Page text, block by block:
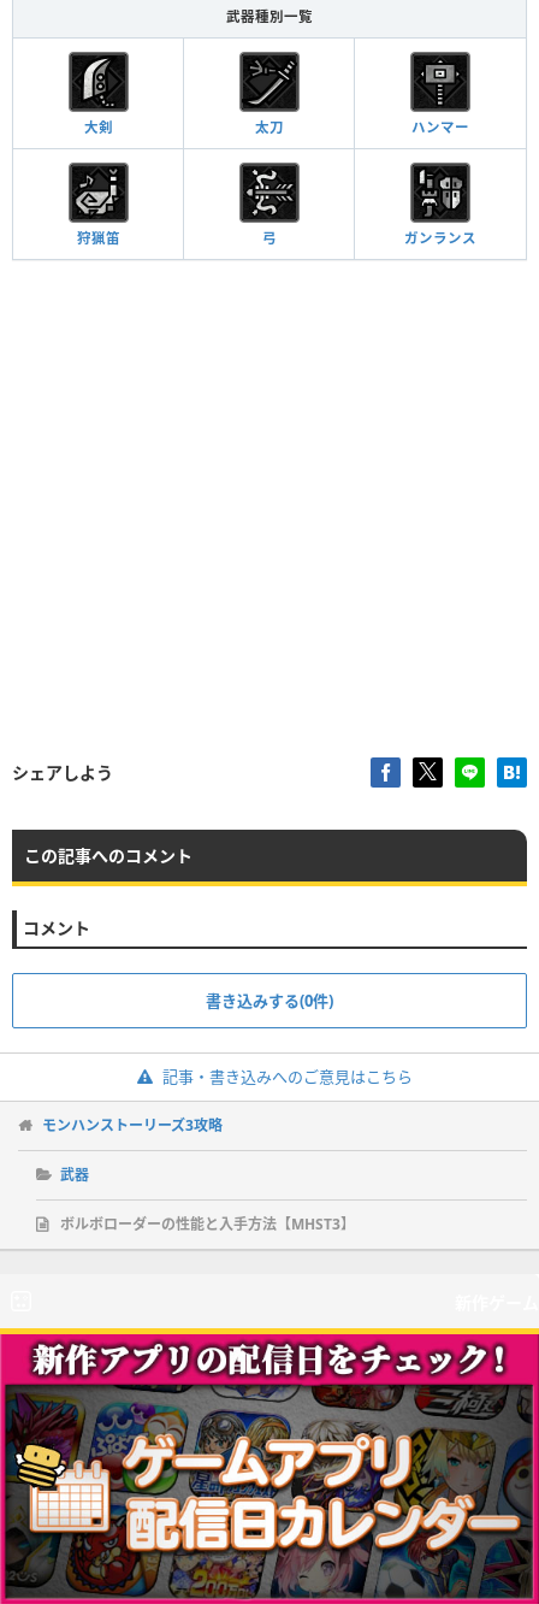
武器種別一覧
大剣 太刀 ハンマー
狩猟笛 弓 ガンランス
シェアしよう
この記事へのコメント
コメント
書き込みする(0件)
記事・書き込みへのご意見はこちら
モンハンストーリーズ3攻略
武器
ボルボローダーの性能と入手方法【MHST3】